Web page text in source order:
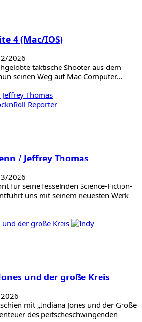
4 (Mac/IOS)
2026
taktische Shooter aus dem
seinen Weg auf Mac-Computer...
Thomas
/ Jeffrey Thomas
2026
für seine fesselnden Science-Fiction-
uns mit seinem neuesten Werk
und der große Kreis
und der große Kreis
mit „Indiana Jones und der Große
des peitscheschwingenden